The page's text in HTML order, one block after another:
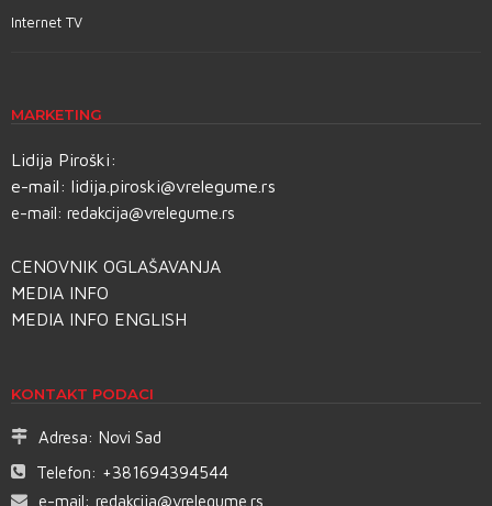
Internet TV
MARKETING
Lidija Piroški:
e-mail: lidija.piroski@vrelegume.rs
e-mail: redakcija@vrelegume.rs
CENOVNIK OGLAŠAVANJA
MEDIA INFO
MEDIA INFO ENGLISH
KONTAKT PODACI
Adresa: Novi Sad
Telefon: +381694394544
e-mail: redakcija@vrelegume.rs